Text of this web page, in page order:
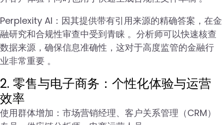
Perplexity AI：因其提供带有引用来源的精确答案，在金
融研究和合规性审查中受到青睐 。分析师可以快速核查
数据来源，确保信息准确性，这对于高度监管的金融行
业非常重要 。
2. 零售与电子商务：个性化体验与运营
效率
使用群体增加：市场营销经理、客户关系管理（CRM）